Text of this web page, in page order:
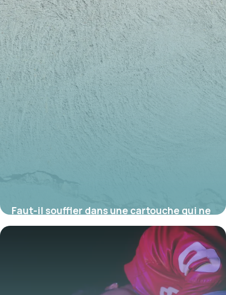
Faut-il souffler dans une cartouche qui ne
se lance pas ?